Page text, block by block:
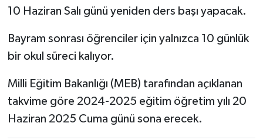
10 Haziran Salı günü yeniden ders başı yapacak.
Bayram sonrası öğrenciler için yalnızca 10 günlük
bir okul süreci kalıyor.
Milli Eğitim Bakanlığı (MEB) tarafından açıklanan
takvime göre 2024-2025 eğitim öğretim yılı 20
Haziran 2025 Cuma günü sona erecek.